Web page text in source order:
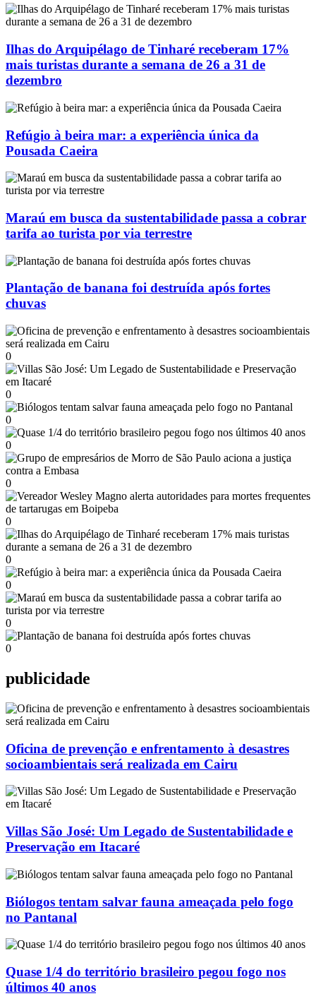
Ilhas do Arquipélago de Tinharé receberam 17%
mais turistas durante a semana de 26 a 31 de
dezembro
Refúgio à beira mar: a experiência única da
Pousada Caeira
Maraú em busca da sustentabilidade passa a cobrar
tarifa ao turista por via terrestre
Plantação de banana foi destruída após fortes
chuvas
0
0
0
0
0
0
0
0
0
0
publicidade
Oficina de prevenção e enfrentamento à desastres
socioambientais será realizada em Cairu
Villas São José: Um Legado de Sustentabilidade e
Preservação em Itacaré
Biólogos tentam salvar fauna ameaçada pelo fogo
no Pantanal
Quase 1/4 do território brasileiro pegou fogo nos
últimos 40 anos